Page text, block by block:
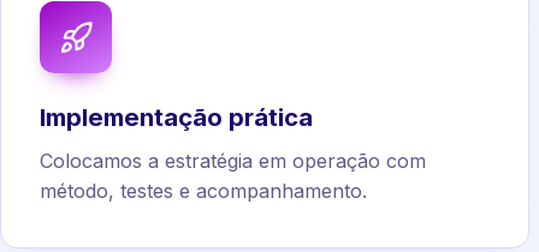
Implementação prática
Colocamos a estratégia em operação com
método, testes e acompanhamento.